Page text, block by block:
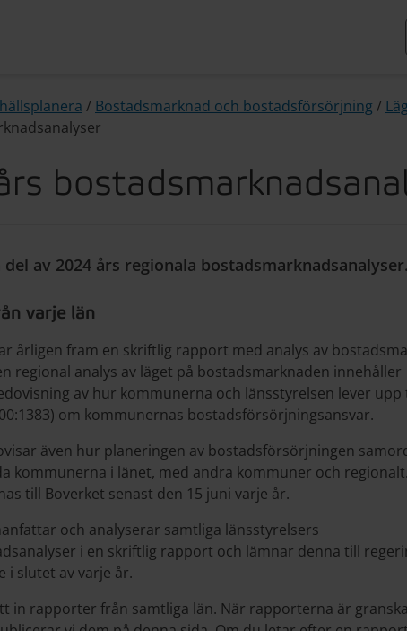
/ Bostadsmarknad och bostadsförsörjning /
av 2024 års regionala bostadsmarknadsanalyser.
varje län
årligen fram en skriftlig rapport med analys av
regional analys av läget på bostadsmarknaden innehåller
av hur kommunerna och länsstyrelsen lever upp
om kommunernas bostadsförsörjningsansvar.
även hur planeringen av bostadsförsörjningen
kommunerna i länet, med andra kommuner och regionalt.
till Boverket senast den 15 juni varje år.
och analyserar samtliga länsstyrelsers
i en skriftlig rapport och lämnar denna till
i slutet av varje år.
in rapporter från samtliga län. När rapporterna är